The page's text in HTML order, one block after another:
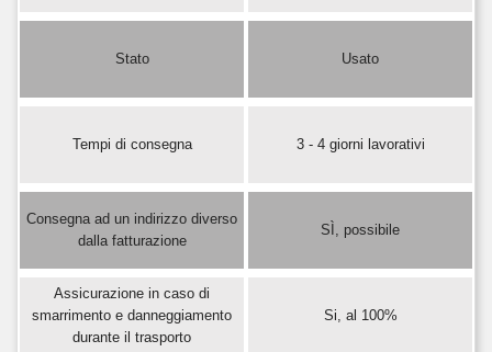
Stato Usato
Tempi di consegna 3 - 4 giorni lavorativi
Consegna ad un indirizzo diverso
dalla fatturazione
SÌ, possibile
Assicurazione in caso di
smarrimento e danneggiamento
durante il trasporto
Si, al 100%